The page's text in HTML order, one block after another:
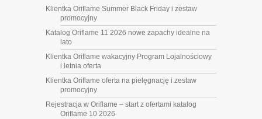
Klientka Oriflame Summer Black Friday i zestaw
promocyjny
Katalog Oriflame 11 2026 nowe zapachy idealne na
lato
Klientka Oriflame wakacyjny Program Lojalnościowy
i letnia oferta
Klientka Oriflame oferta na pielęgnację i zestaw
promocyjny
Rejestracja w Oriflame – start z ofertami katalog
Oriflame 10 2026